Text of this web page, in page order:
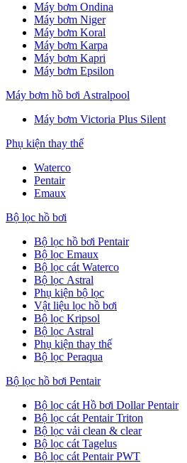
Máy bơm Ondina
Máy bơm Niger
Máy bơm Koral
Máy bơm Karpa
Máy bơm Kapri
Máy bơm Epsilon
Máy bơm hồ bơi Astralpool
Máy bơm Victoria Plus Silent
Phụ kiện thay thế
Waterco
Pentair
Emaux
Bộ lọc hồ bơi
Bộ lọc hồ bơi Pentair
Bộ lọc Emaux
Bộ lọc cát Waterco
Bộ lọc Astral
Phụ kiện bộ lọc
Vật liệu lọc hồ bơi
Bộ lọc Kripsol
Bộ lọc Astral
Phụ kiện thay thế
Bộ lọc Peraqua
Bộ lọc hồ bơi Pentair
Bộ lọc cát Hồ bơi Dollar Pentair
Bộ lọc cát Pentair Triton
Bộ lọc vải clean & clear
Bộ lọc cát Tagelus
Bộ lọc cát Pentair PWT